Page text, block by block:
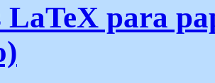
LaTeX para